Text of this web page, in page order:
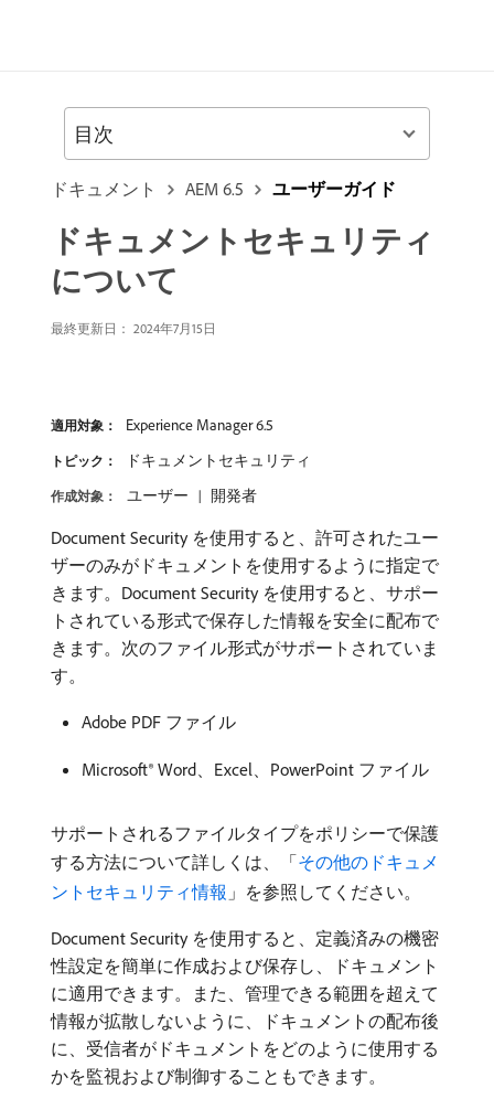
ドキュメント AEM 6.5 ユーザーガイド
ドキュメントセキュリティ
について
最終更新日： 2024年7月15日
適用対象： Experience Manager 6.5
トピック： ドキュメントセキュリティ
作成対象： ユーザー 開発者
Document Security を使用すると、許可されたユー
ザーのみがドキュメントを使用するように指定で
きます。Document Security を使用すると、サポー
トされている形式で保存した情報を安全に配布で
きます。次のファイル形式がサポートされていま
す。
Adobe PDF ファイル
Microsoft® Word、Excel、PowerPoint ファイル
サポートされるファイルタイプをポリシーで保護
する方法について詳しくは、「その他のドキュメ
ントセキュリティ情報 」を参照してください。
Document Security を使用すると、定義済みの機密
性設定を簡単に作成および保存し、ドキュメント
に適用できます。また、管理できる範囲を超えて
情報が拡散しないように、ドキュメントの配布後
に、受信者がドキュメントをどのように使用する
かを監視および制御することもできます。
目次